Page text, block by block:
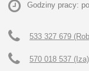
Godziny pracy:
533 327 679
570 018 537 (Iza)